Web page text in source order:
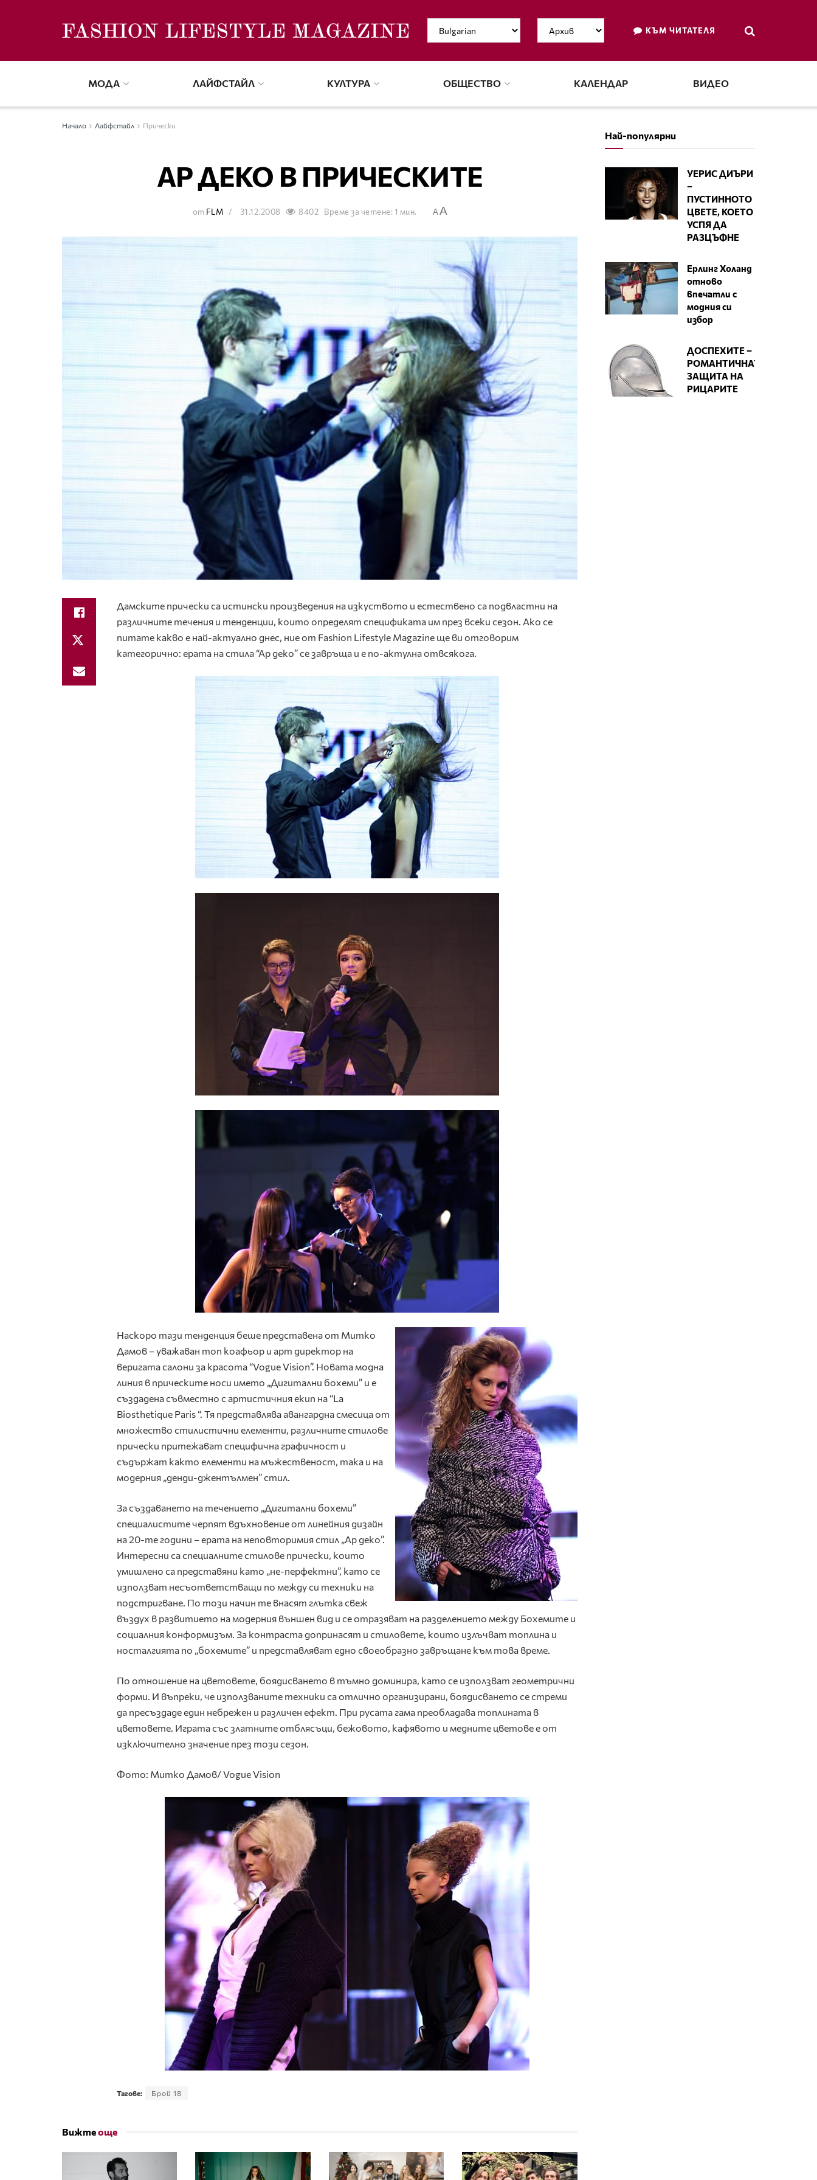
КЪМ ЧИТАТЕЛЯ
МОДА ЛАЙФСТАЙЛ КУЛТУРА ОБЩЕСТВО КАЛЕНДАР ВИДЕО
Начало Лайфстайл Прически
АР ДЕКО В ПРИЧЕСКИТЕ
от FLM 31.12.2008 8402 Време за четене: 1 мин. AA
Дамските прически са истински произведения на изкуството и естествено са подвластни на
различните течения и тенденции, които определят спецификата им през всеки сезон. Ако се
питате какво е най-актуално днес, ние от Fashion Lifestyle Magazine ще ви отговорим
категорично: ерата на стила “Ар деко” се завръща и е по-актулна отвсякога.
Наскоро тази тенденция беше представена от Митко
Дамов – уважаван топ коафьор и арт директор на
веригата салони за красота “Vogue Vision”. Новата модна
линия в прическите носи името „Дигитални бохеми” и е
създадена съвместно с артистичния екип на “La
Biosthetique Paris “. Тя представлява авангардна смесица от
множество стилистични елементи, различните стилове
прически притежават специфична графичност и
съдържат както елементи на мъжественост, така и на
модерния „денди-джентълмен” стил.
За създаването на течението „Дигитални бохеми”
специалистите черпят вдъхновение от линейния дизайн
на 20-те години – ерата на неповторимия стил „Ар деко”.
Интересни са специалните стилове прически, които
умишлено са представяни като „не-перфектни”, като се
използват несъответстващи по между си техники на
подстригване. По този начин те внасят глътка свеж
въздух в развитието на модерния външен вид и се отразяват на разделението между Бохемите и
социалния конформизъм. За контраста допринасят и стиловете, които излъчват топлина и
носталгията по „бохемите” и представляват едно своеобразно завръщане към това време.
По отношение на цветовете, боядисването в тъмно доминира, като се използват геометрични
форми. И въпреки, че използваните техники са отлично организирани, боядисването се стреми
да пресъздаде един небрежен и различен ефект. При русата гама преобладава топлината в
цветовете. Играта със златните отблясъци, бежовото, кафявото и медните цветове е от
изключително значение през този сезон.
Фото: Митко Дамов/ Vogue Vision
Тагове: Брой 18
Вижтеоще
Най-популярни
УЕРИС ДИЪРИ
–
ПУСТИННОТО
ЦВЕТЕ, КОЕТО
УСПЯ ДА
РАЗЦЪФНЕ
Ерлинг Холанд
отново
впечатли с
модния си
избор
ДОСПЕХИТЕ –
РОМАНТИЧНАТА
ЗАЩИТА НА
РИЦАРИТЕ